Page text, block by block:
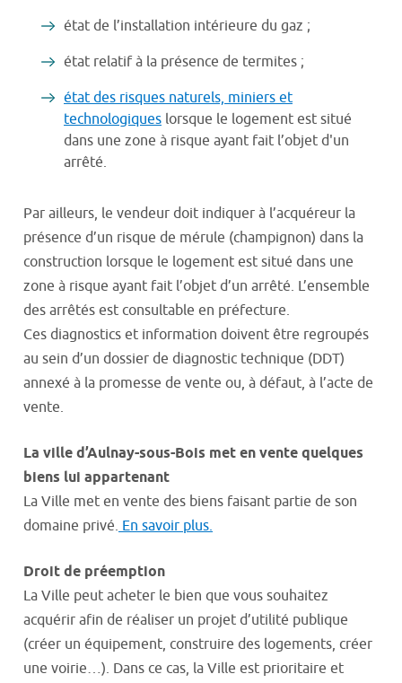
état de l’installation intérieure du gaz ;
état relatif à la présence de termites ;
état des risques naturels, miniers et
technologiques lorsque le logement est situé
dans une zone à risque ayant fait l’objet d'un
arrêté.
Par ailleurs, le vendeur doit indiquer à l’acquéreur la
présence d’un risque de mérule (champignon) dans la
construction lorsque le logement est situé dans une
zone à risque ayant fait l’objet d’un arrêté. L’ensemble
des arrêtés est consultable en préfecture.
Ces diagnostics et information doivent être regroupés
au sein d’un dossier de diagnostic technique (DDT)
annexé à la promesse de vente ou, à défaut, à l’acte de
vente.
La ville d’Aulnay-sous-Bois met en vente quelques
biens lui appartenant
La Ville met en vente des biens faisant partie de son
domaine privé. En savoir plus.
Droit de préemption
La Ville peut acheter le bien que vous souhaitez
acquérir afin de réaliser un projet d’utilité publique
(créer un équipement, construire des logements, créer
une voirie…). Dans ce cas, la Ville est prioritaire et